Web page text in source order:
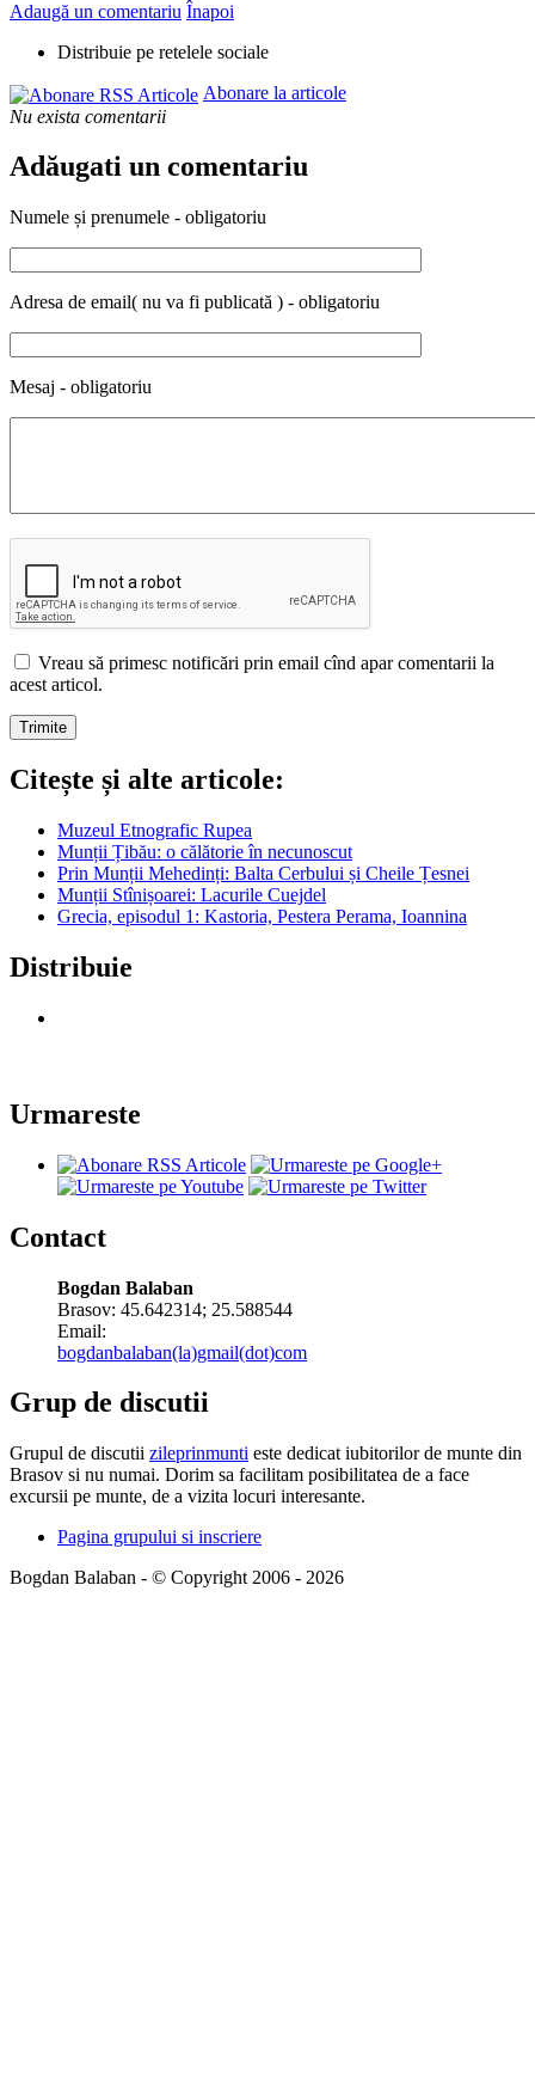
Adaugă un comentariu Înapoi
Distribuie pe retelele sociale
Abonare la articole
Nu exista comentarii
Adăugati un comentariu
Numele și prenumele - obligatoriu
Adresa de email( nu va fi publicată ) - obligatoriu
Mesaj - obligatoriu
Vreau să primesc notificări prin email cînd apar comentarii la
acest articol.
Citește și alte articole:
Muzeul Etnografic Rupea
Munții Țibău: o călătorie în necunoscut
Prin Munții Mehedinți: Balta Cerbului și Cheile Țesnei
Munții Stînișoarei: Lacurile Cuejdel
Grecia, episodul 1: Kastoria, Pestera Perama, Ioannina
Distribuie
Urmareste
Contact
Bogdan Balaban
Brasov: 45.642314; 25.588544
Email:
bogdanbalaban(la)gmail(dot)com
Grup de discutii
Grupul de discutii zileprinmunti este dedicat iubitorilor de munte din
Brasov si nu numai. Dorim sa facilitam posibilitatea de a face
excursii pe munte, de a vizita locuri interesante.
Pagina grupului si inscriere
Bogdan Balaban - © Copyright 2006 - 2026